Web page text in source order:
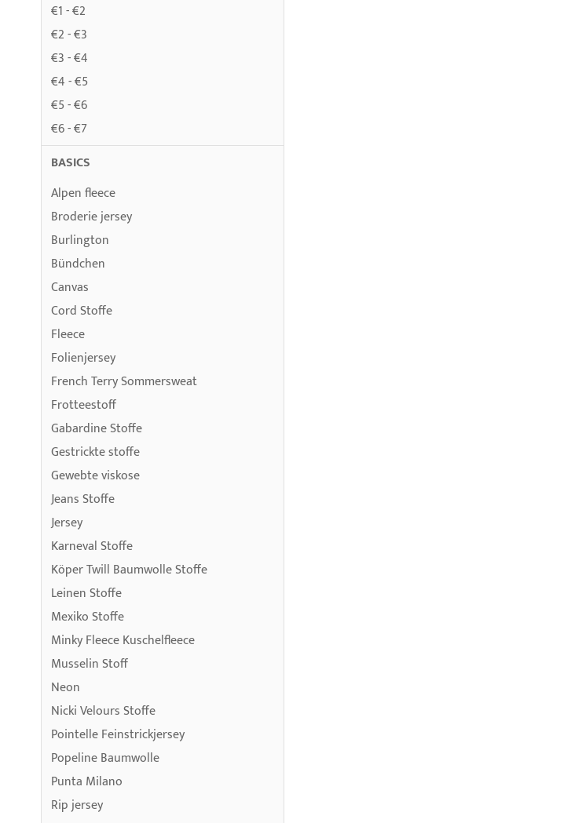
€1 - €2
€2 - €3
€3 - €4
€4 - €5
€5 - €6
€6 - €7
BASICS
Alpen fleece
Broderie jersey
Burlington
Bündchen
Canvas
Cord Stoffe
Fleece
Folienjersey
French Terry Sommersweat
Frotteestoff
Gabardine Stoffe
Gestrickte stoffe
Gewebte viskose
Jeans Stoffe
Jersey
Karneval Stoffe
Köper Twill Baumwolle Stoffe
Leinen Stoffe
Mexiko Stoffe
Minky Fleece Kuschelfleece
Musselin Stoff
Neon
Nicki Velours Stoffe
Pointelle Feinstrickjersey
Popeline Baumwolle
Punta Milano
Rip jersey